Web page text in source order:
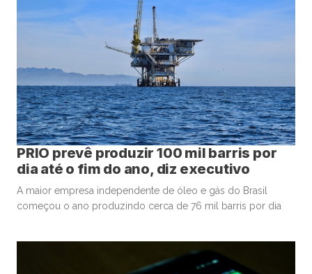
PRIO prevê produzir 100 mil barris por
dia até o fim do ano, diz executivo
A maior empresa independente de óleo e gás do Brasil
começou o ano produzindo cerca de 76 mil barris por dia